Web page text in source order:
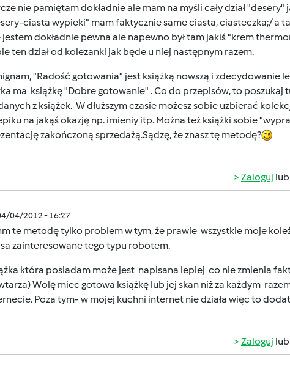
nie pamiętam dokładnie ale mam na myśli cały dział
ciasta wypieki" mam faktycznie same ciasta, ciasteczka;/ a
jestem dokładnie pewna ale napewno był tam jakiś "krem
ten dział od kolezanki jak będe u niej następnym razem.
"Radość gotowania" jest książką nowszą i zdecydowanie
ma książkę "Dobre gotowanie" . Co do przepisów, to poszukaj
z książek. W dłuższym czasie możesz sobie uzbierać
na jakąś okazję np. imieniy itp. Można też książki sobie
zakończoną sprzedażą.Sądzę, że znasz tę metodę?
Zaloguj lub
04/2012 - 16:27
te metodę tylko problem w tym, że prawie wszystkie moje
zainteresowane tego typu robotem.
która posiadam może jest napisana lepiej co nie zmienia
Wolę miec gotowa książkę lub jej skan niż za każdym
Poza tym- w mojej kuchni internet nie działa więc to
Zaloguj lub